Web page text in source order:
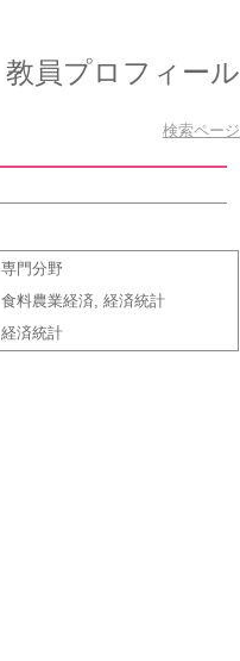
教員プロフィール
検索ページ
専門分野
食料農業経済, 経済統計
経済統計